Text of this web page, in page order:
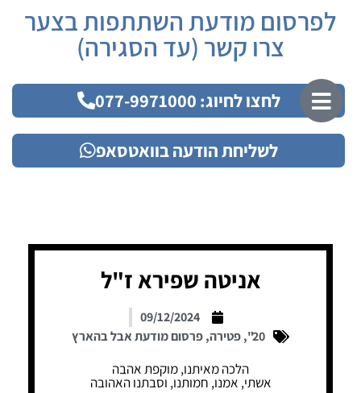
לפרסום מודעת השתתפות בצער
צרו קשר (עד הסגירה)
לחצו לחיוג: 077-9971000
לשליחת הודעה בוואטסאפ
אניטה שפירא ז"ל
09/12/2024
20"
,פטירה,פרסום מודעת אבל בהארץ
הלכה מאיתנו, מוקפת אהבה
אשתי, אמנו, חמותנו, וסבתנו האהובה